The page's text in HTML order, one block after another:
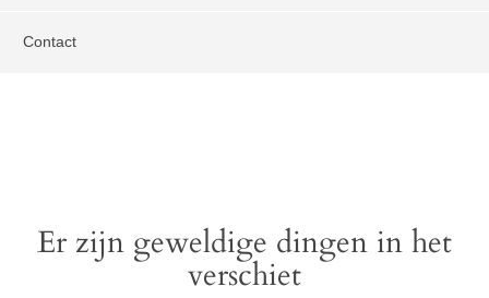
Contact
Er zijn geweldige dingen in het
verschiet